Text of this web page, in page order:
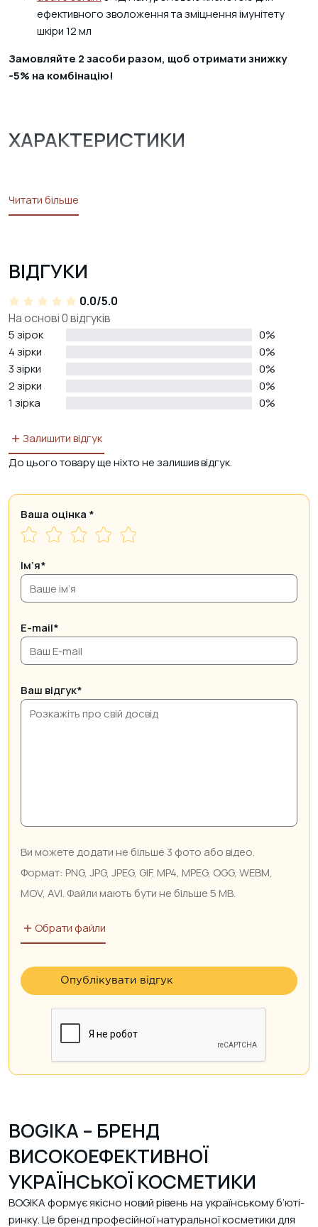
ефективного зволоження та зміцнення імунітету
шкіри 12 мл
Замовляйте 2 засоби разом, щоб отримати знижку
-5% на комбінацію!
ХАРАКТЕРИСТИКИ
Читати більше
ВІДГУКИ
0.0/5.0
На основі 0 відгуків
5 зірок
0%
4 зірки
0%
3 зірки
0%
2 зірки
0%
1 зірка
0%
Залишити відгук
До цього товару ще ніхто не залишив відгук.
Ваша оцінка *
Ім’я*
E-mail*
Ваш відгук*
Обрати файли
BOGIKA – БРЕНД
ВИСОКОЕФЕКТИВНОЇ
УКРАЇНСЬКОЇ КОСМЕТИКИ
BOGIKA формує якісно новий рівень на українському б’юті-
ринку. Це бренд професійної натуральної косметики для